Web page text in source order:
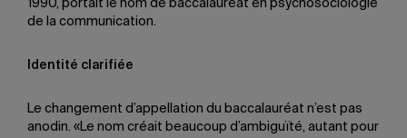
1990, portait le nom de baccalauréat en psychosociologie
de la communication.
Identité clarifiée
Le changement d’appellation du baccalauréat n’est pas
anodin. «Le nom créait beaucoup d’ambiguïté, autant pour